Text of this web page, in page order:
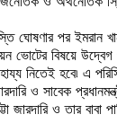
ঘোষণার পর ইমরান
ভোটের বিষয়ে
নিতেই হবে৷ এ
ও সাবেক
জারদারি ও তার